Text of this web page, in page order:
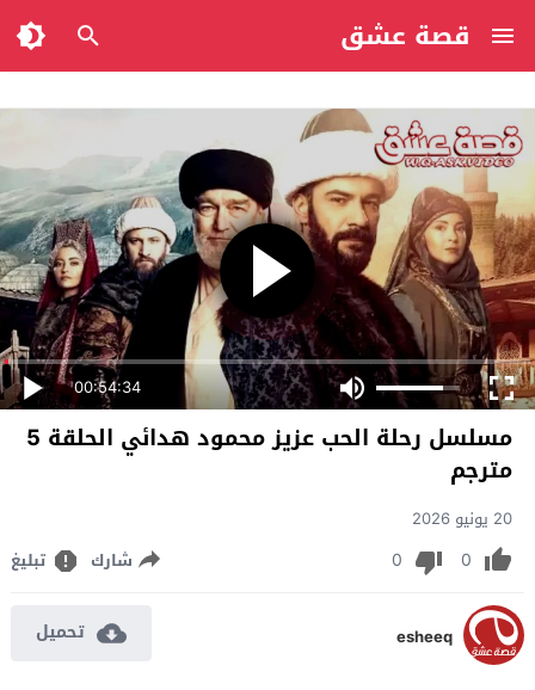
قصة عشق
00:54:34
مسلسل رحلة الحب عزيز محمود هدائي الحلقة 5
مترجم
20 يونيو 2026
0
0 شارك تبليغ
esheeq تحميل